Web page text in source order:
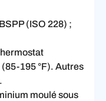
(ISO 228) ;
195 °F). Autres
moulé sous